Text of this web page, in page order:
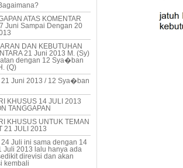
ATAS KOMENTAR
Juni Sampai Dengan 20
DAN KEBUTUHAN
21 Juni 2013 M. (Sy)
dengan 12 Sya�ban
(Q)
21 Juni 2013 / 12 Sya�ban
KHUSUS 14 JULI 2013
TANGGAPAN
KHUSUS UNTUK TEMAN
21 JULI 2013
24 Juli ini sama dengan 14
Juli 2013 lalu hanya ada
direvisi dan akan
kembali